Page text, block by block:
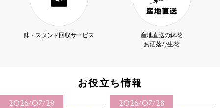
鉢・スタンド回収サービス
産地直送の鉢花
お洒落な生花
お役立ち情報
2026/07/28 2026/07/27